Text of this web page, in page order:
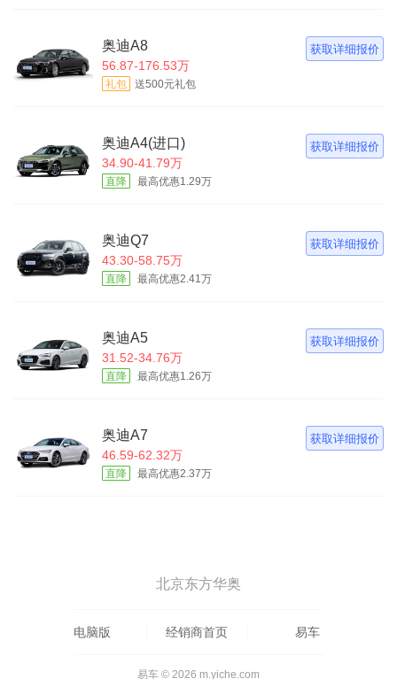
奥迪A8
56.87-176.53万
礼包 送500元礼包
获取详细报价
奥迪A4(进口)
34.90-41.79万
直降 最高优惠1.29万
获取详细报价
奥迪Q7
43.30-58.75万
直降 最高优惠2.41万
获取详细报价
奥迪A5
31.52-34.76万
直降 最高优惠1.26万
获取详细报价
奥迪A7
46.59-62.32万
直降 最高优惠2.37万
获取详细报价
北京东方华奥
电脑版 经销商首页 易车
易车 © 2026 m.yiche.com